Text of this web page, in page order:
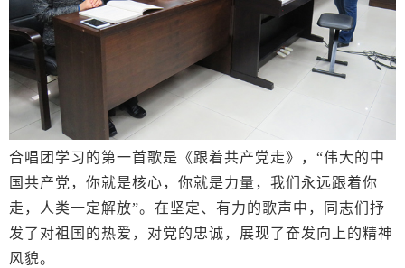
合唱团学习的第一首歌是《跟着共产党走》，“伟大的中
国共产党，你就是核心，你就是力量，我们永远跟着你
走，人类一定解放”。在坚定、有力的歌声中，同志们抒
发了对祖国的热爱，对党的忠诚，展现了奋发向上的精神
风貌。